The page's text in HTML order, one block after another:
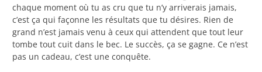
chaque moment où tu as cru que tu n’y arriverais jamais,
c’est ça qui façonne les résultats que tu désires. Rien de
grand n’est jamais venu à ceux qui attendent que tout leur
tombe tout cuit dans le bec. Le succès, ça se gagne. Ce n’est
pas un cadeau, c’est une conquête.